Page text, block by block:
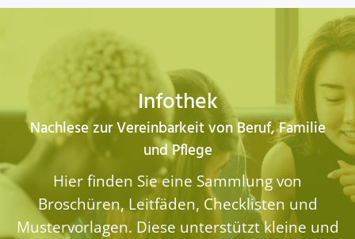
Infothek
Nachlese zur Vereinbarkeit von Beruf, Familie
und Pflege
Hier finden Sie eine Sammlung von
Broschüren, Leitfäden, Checklisten und
Mustervorlagen. Diese unterstützt kleine und